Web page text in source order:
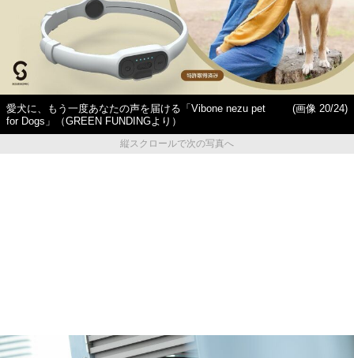
愛犬に、もう一度あなたの声を届ける「Vibone nezu pet
for Dogs」（GREEN FUNDINGより）
(画像 20/24)
縦スクロールで次の写真へ